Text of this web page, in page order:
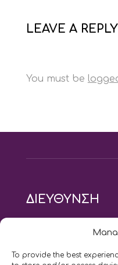
To provide the best
LEAVE A REPLY
You must be
ΔΙΕΥΘΥΝΣΗ
modus vivendi
Αγίου Ιωάννου
τηλ: 210 6082152